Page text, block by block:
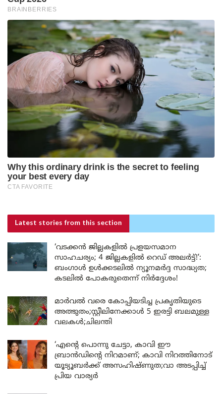
Latest stories from this section
‘വടക്കൻ ജില്ലകളിൽ പ്രളയസമാന
സാഹചര്യം; 4 ജില്ലകളിൽ റെഡ് അലർട്ട്!’:
ബംഗാൾ ഉൾക്കടലിൽ ന്യൂനമർദ്ദ സാദ്ധ്യത;
കടലിൽ പോകരുതെന്ന് നിർദ്ദേശം!
മാർവൽ വരെ കോപ്പിയടിച്ച പ്രകൃതിയുടെ
അത്ഭുതം;സ്റ്റീലിനേക്കാൾ 5 ഇരട്ടി ബലമുള്ള
വലകൾ;ചിലന്തി
‘എന്റെ പൊന്നു ചേട്ടാ, കാവി ഈ
ബ്രാൻഡിന്റെ നിറമാണ്; കാവി നിറത്തിനോട്
യൂട്യൂബർക്ക് അസഹിഷ്ണുത;വാ അടപ്പിച്ച്
പ്രിയ വാര്യർ